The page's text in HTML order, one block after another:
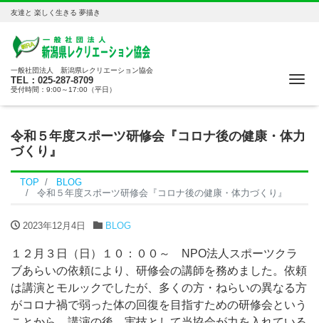
友達と 楽しく生きる 夢描き
一般社団法人 新潟県レクリエーション協会
TEL：025-287-8709
受付時間：9:00～17:00（平日）
令和５年度スポーツ研修会『コロナ後の健康・体力
づくり』
TOP
BLOG
令和５年度スポーツ研修会『コロナ後の健康・体力づくり』
2023年12月4日 BLOG
１２月３日（日）１０：００～ NPO法人スポーツクラ
ブあらいの依頼により、研修会の講師を務めました。依頼
は講演とモルックでしたが、多くの方・ねらいの異なる方
がコロナ禍で弱った体の回復を目指すための研修会という